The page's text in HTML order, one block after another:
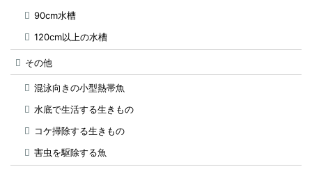
90cm水槽
120cm以上の水槽
その他
混泳向きの小型熱帯魚
水底で生活する生きもの
コケ掃除する生きもの
害虫を駆除する魚